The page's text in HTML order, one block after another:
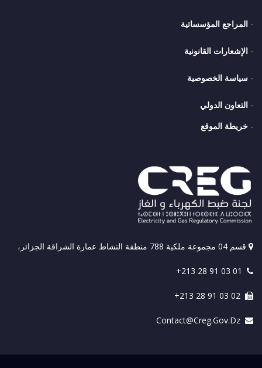
قسم 04 مجموعة ملكية 788 منطقة النشاط عمارة الشراقة الجزائر،
+213 28 91 03 01
+213 28 91 03 02
Contact@creg.gov.dz
- المراجع المؤسساتية
- الإشعارات القانونية
- سياسة الخصوصية
- التعاون الدولي
- خريطة الموقع